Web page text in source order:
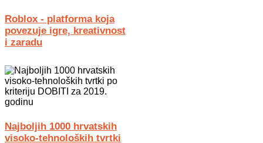
Roblox - platforma koja
povezuje igre, kreativnost
i zaradu
Najboljih 1000 hrvatskih
visoko-tehnoloških tvrtki